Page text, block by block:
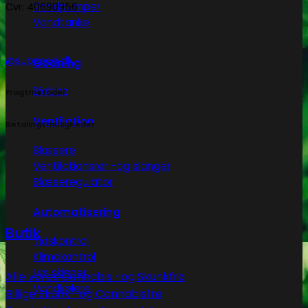
Vandpumper
Vandtanke
Gødning
Biobizz
Ventilation
Blæsere
Ventilationsrør -og slanger
Blæseregulator
Automatisering
Tidskontrol
Klimakontrol
Lys skinner
Vandkølere
Cvr: 40690956
@subseed.dk
Fragtmetoder
Betalingsmuligheder
Butik
Alle vores Cannabis -og Skunkfrø
Billige Skunk -og Cannabisfrø